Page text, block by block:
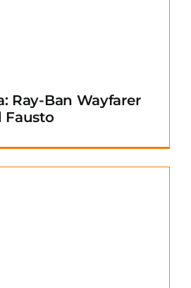
Ray-Ban Wayfarer
Fausto